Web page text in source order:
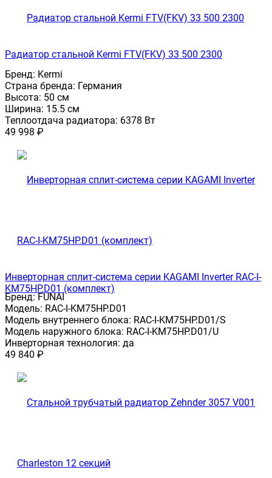
Радиатор стальной Kermi FTV(FKV) 33 500 2300
Бренд: Kermi
Страна бренда: Германия
Высота: 50 см
Ширина: 15.5 см
Теплоотдача радиатора: 6378 Вт
49 998 ₽
Инверторная сплит-система серии KAGAMI Inverter RAC-I-
KM75HP.D01 (комплект)
Бренд:FUNAI
Модель: RAC-I-KM75HP.D01
Модель внутреннего блока: RAC-I-KM75HP.D01/S
Модель наружного блока: RAC-I-KM75HP.D01/U
Инверторная технология: да
49 840 ₽